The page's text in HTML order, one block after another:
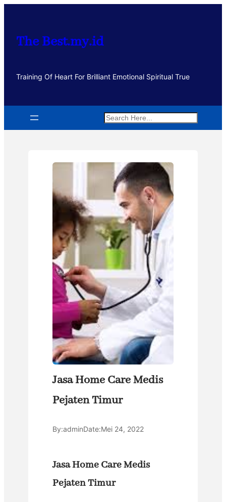
kontenThe Best.my.id
Training Of Heart For Brilliant Emotional Spiritual True
Search
Jasa Home Care Medis
Pejaten Timur
By:adminDate:Mei 24, 2022
Jasa Home Care Medis
Pejaten Timur